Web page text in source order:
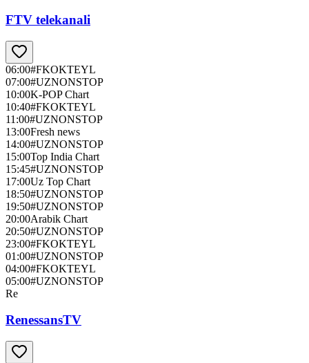
FTV telekanali
06:00#FKOKTEYL
07:00#UZNONSTOP
10:00K-POP Chart
10:40#FKOKTEYL
11:00#UZNONSTOP
13:00Fresh news
14:00#UZNONSTOP
15:00Top India Chart
15:45#UZNONSTOP
17:00Uz Top Chart
18:50#UZNONSTOP
19:50#UZNONSTOP
20:00Arabik Chart
20:50#UZNONSTOP
23:00#FKOKTEYL
01:00#UZNONSTOP
04:00#FKOKTEYL
05:00#UZNONSTOP
Re
RenessansTV